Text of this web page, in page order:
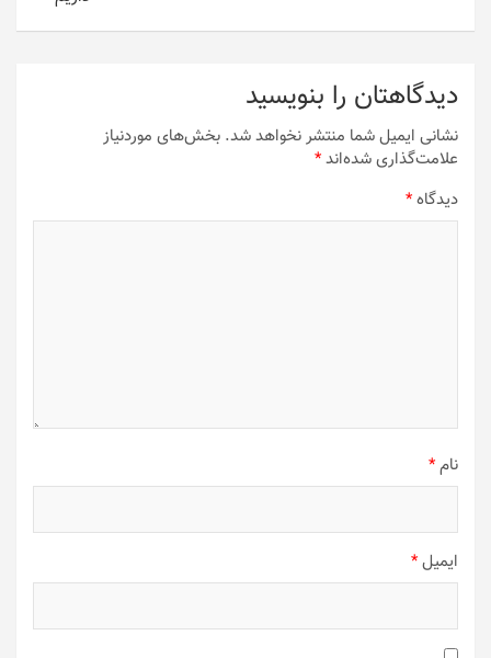
دیدگاهتان را بنویسید
نشانی ایمیل شما منتشر نخواهد شد. بخش‌های موردنیاز
علامت‌گذاری شده‌اند*
دیدگاه*
نام*
ایمیل*